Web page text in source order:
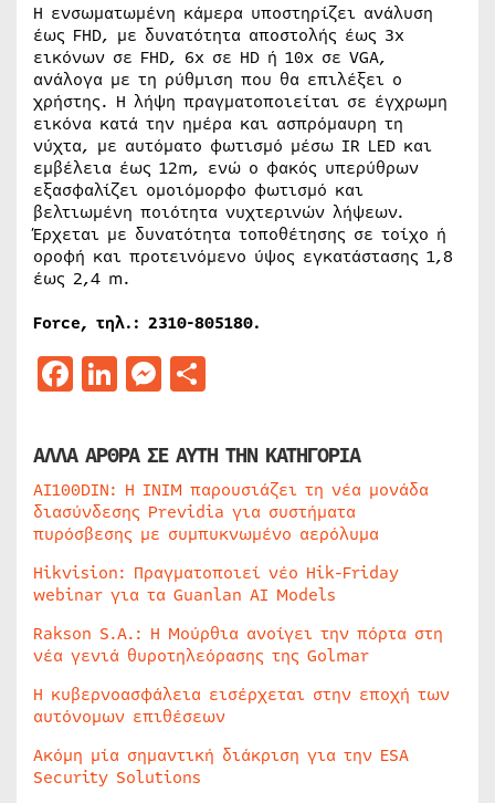
Η ενσωματωμένη κάμερα υποστηρίζει ανάλυση
έως FHD, με δυνατότητα αποστολής έως 3x
εικόνων σε FHD, 6x σε HD ή 10x σε VGA,
ανάλογα με τη ρύθμιση που θα επιλέξει ο
χρήστης. Η λήψη πραγματοποιείται σε έγχρωμη
εικόνα κατά την ημέρα και ασπρόμαυρη τη
νύχτα, με αυτόματο φωτισμό μέσω IR LED και
εμβέλεια έως 12m, ενώ ο φακός υπερύθρων
εξασφαλίζει ομοιόμορφο φωτισμό και
βελτιωμένη ποιότητα νυχτερινών λήψεων.
Έρχεται με δυνατότητα τοποθέτησης σε τοίχο ή
οροφή και προτεινόμενο ύψος εγκατάστασης 1,8
έως 2,4 m.
Force, τηλ.: 2310-805180.
Facebook
LinkedIn
Messenger
ΑΛΛΑ ΑΡΘΡΑ ΣΕ ΑΥΤΗ ΤΗΝ ΚΑΤΗΓΟΡΙΑ
AI100DIN: Η INIM παρουσιάζει τη νέα μονάδα
διασύνδεσης Previdia για συστήματα
πυρόσβεσης με συμπυκνωμένο αερόλυμα
Hikvision: Πραγματοποιεί νέο Hik-Friday
webinar για τα Guanlan AI Models
Rakson S.A.: Η Μούρθια ανοίγει την πόρτα στη
νέα γενιά θυροτηλεόρασης της Golmar
Η κυβερνοασφάλεια εισέρχεται στην εποχή των
αυτόνομων επιθέσεων
Ακόμη μία σημαντική διάκριση για την ESA
Security Solutions